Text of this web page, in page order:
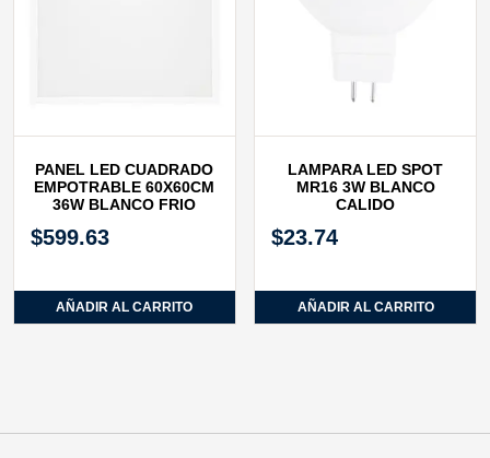
PANEL LED CUADRADO
EMPOTRABLE 60X60CM
36W BLANCO FRIO
$599.63
AÑADIR AL CARRITO
LAMPARA LED SPOT
MR16 3W BLANCO
CALIDO
$23.74
AÑADIR AL CARRITO